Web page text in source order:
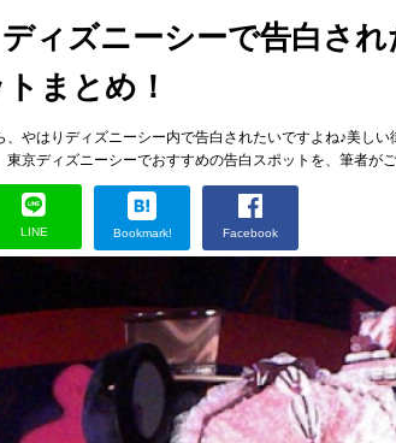
ディズニーシーで告白さ
まとめ！
、やはりディズニーシー内で告白されたいですよね♪美し
東京ディズニーシーでおすすめの告白スポットを、筆者がご
LINE Bookmark! Facebook